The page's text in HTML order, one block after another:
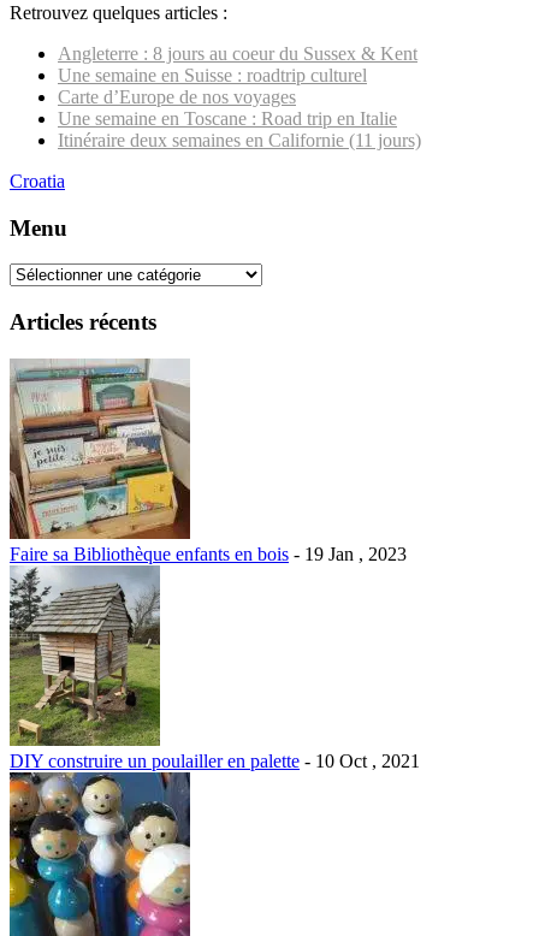
Retrouvez quelques articles :
Angleterre : 8 jours au coeur du Sussex & Kent
Une semaine en Suisse : roadtrip culturel
Carte d’Europe de nos voyages
Une semaine en Toscane : Road trip en Italie
Itinéraire deux semaines en Californie (11 jours)
Navigation
d'article
Croatia
Menu
Menu
Articles récents
Faire sa Bibliothèque enfants en bois - 19 Jan , 2023
DIY construire un poulailler en palette - 10 Oct , 2021